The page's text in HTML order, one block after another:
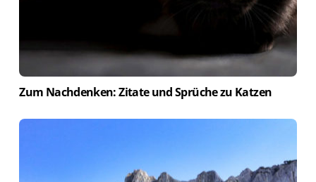
Zum Nachdenken: Zitate und Sprüche zu Katzen